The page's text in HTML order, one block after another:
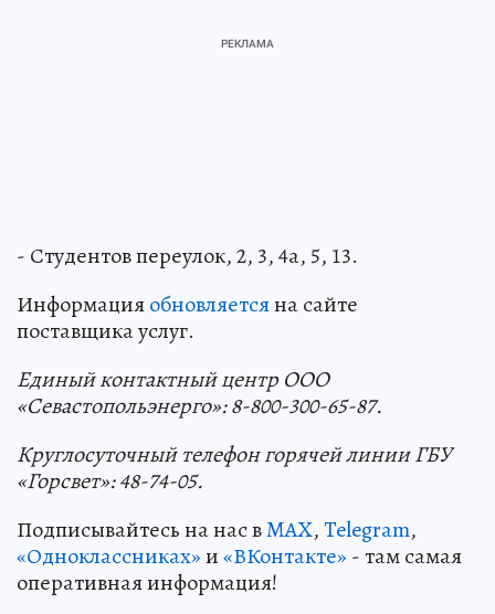
- Студентов переулок, 2, 3, 4а, 5, 13.
Информацияобновляетсяна сайте
поставщика услуг.
Единый контактный центр OOO
«Севастопольэнерго»: 8-800-300-65-87.
Круглосуточный телефон горячей линии ГБУ
«Горсвет»: 48-74-05.
Подписывайтесь на нас вMAX,Telegram,
«Одноклассниках»и«ВКонтакте» - там самая
оперативная информация!